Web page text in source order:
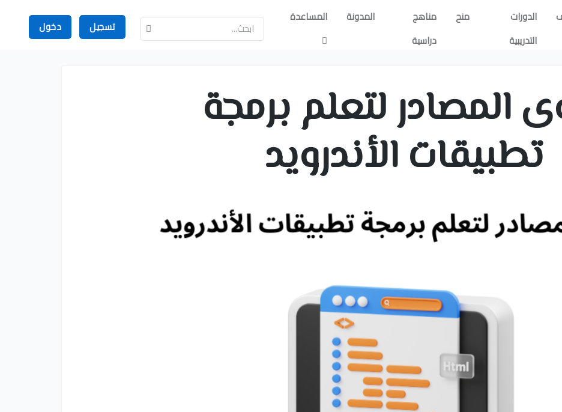
الدورات
التدريبية
منح
مناهج
دراسية
المدونة المساعدة
تسجيل دخول
المصادر لتعلم برمجة
تطبيقات الأندرويد